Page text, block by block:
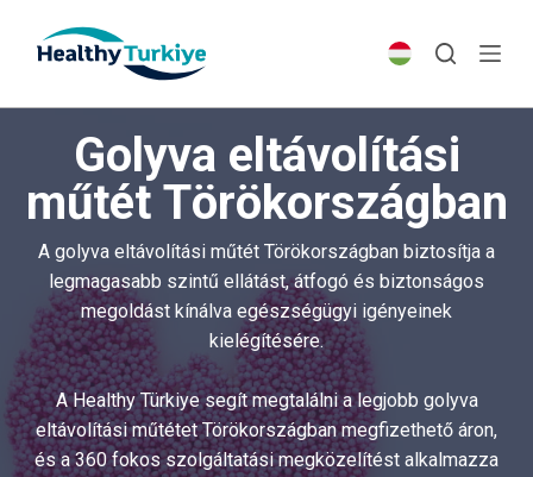
p
e
n
t
Golyva eltávolítási
műtét Törökországban
A golyva eltávolítási műtét Törökországban biztosítja a
legmagasabb szintű ellátást, átfogó és biztonságos
megoldást kínálva egészségügyi igényeinek
kielégítésére.
A Healthy Türkiye segít megtalálni a legjobb golyva
eltávolítási műtétet Törökországban megfizethető áron,
és a 360 fokos szolgáltatási megközelítést alkalmazza